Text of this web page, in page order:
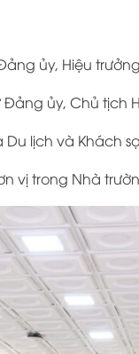
ủy, Hiệu
Đảng ủy, Chủ tịch
Du lịch và Khách
vị trong Nhà